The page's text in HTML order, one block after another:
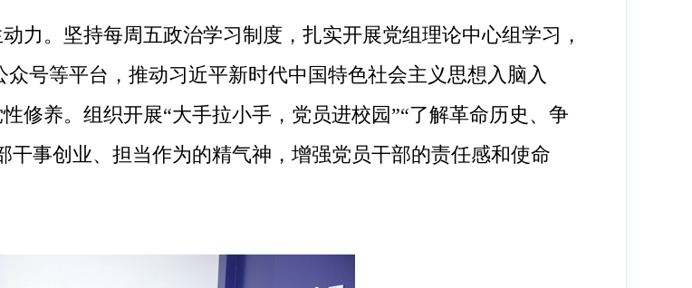
。坚持每周五政治学习制度，扎实开展党组理论中心组学习，
号等平台，推动习近平新时代中国特色社会主义思想入脑入
修养。组织开展“大手拉小手，党员进校园”“了解革命历史、争
事创业、担当作为的精气神，增强党员干部的责任感和使命